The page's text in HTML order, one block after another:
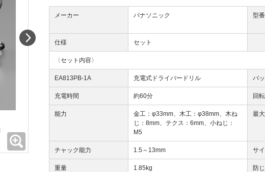
メーカー パナソニック 型番
仕様 セット
〈セット内容〉
EA813PB-1A 充電式ドライバードリル バ
充電時間 約60分 回
能力
金工：φ33mm、木工：φ38mm、木ね
じ：8mm、テクス：6mm、小ねじ：
M5
最
チャック能力 1.5～13mm サ
重量 1.85kg 防